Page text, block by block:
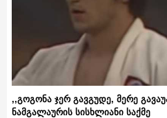
,,გოგონა ჯერ გავგუდე, მერე
ნამგალაურის სისხლიანი საქმე